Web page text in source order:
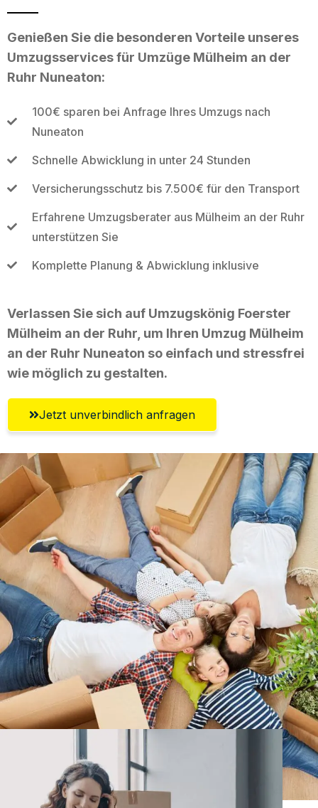
Genießen Sie die besonderen Vorteile unseres
Umzugsservices für Umzüge Mülheim an der
Ruhr Nuneaton:
100€ sparen bei Anfrage Ihres Umzugs nach
Nuneaton
Schnelle Abwicklung in unter 24 Stunden
Versicherungsschutz bis 7.500€ für den Transport
Erfahrene Umzugsberater aus Mülheim an der Ruhr
unterstützen Sie
Komplette Planung & Abwicklung inklusive
Verlassen Sie sich auf Umzugskönig Foerster
Mülheim an der Ruhr, um Ihren Umzug Mülheim
an der Ruhr Nuneaton so einfach und stressfrei
wie möglich zu gestalten.
Jetzt unverbindlich anfragen